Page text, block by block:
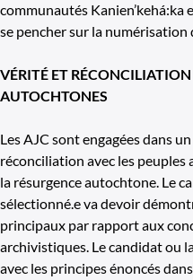
communautés Kanien’kehá:ka
se pencher sur la numérisation
VÉRITÉ ET RÉCONCILIATION
AUTOCHTONES
Les AJC sont engagées dans
réconciliation avec les
la résurgence autochtone. Le
sélectionné.e va devoir
principaux par rapport aux
archivistiques. Le candidat ou
avec les principes énoncés